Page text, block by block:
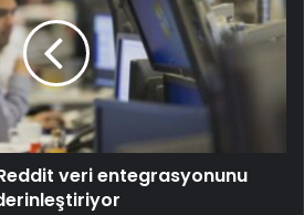
veri entegrasyonunu